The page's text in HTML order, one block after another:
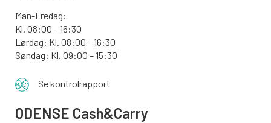
Man-Fredag:
Kl. 08:00 – 16:30
Lørdag: Kl. 08:00 – 16:30
Søndag: Kl. 09:00 – 15:30
Se kontrolrapport
ODENSE Cash&Carry